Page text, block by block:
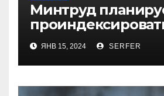
Минтруд
более 40 выплат и
компенсаций
ЯНВ 15, 2024 SERFER